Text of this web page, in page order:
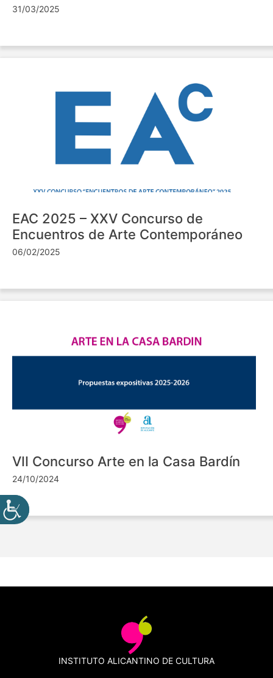
31/03/2025
EAC 2025 – XXV Concurso de
Encuentros de Arte Contemporáneo
06/02/2025
VII Concurso Arte en la Casa Bardín
24/10/2024
INSTITUTO ALICANTINO DE CULTURA